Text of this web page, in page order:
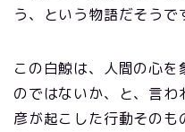
う、という物語だそうで
この白鯨は、人間の心
のではないか、と、言
彦が起こした行動その